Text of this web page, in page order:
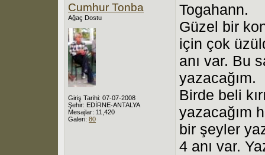
Cumhur Tonba
Ağaç Dostu
Giriş Tarihi: 07-07-2008
Şehir: EDİRNE-ANTALYA
Mesajlar: 11,420
Galeri: 80
Togahann.
Güzel bir
için çok
anı var. Bu
yazacağım.
Birde beli
yazacağım
bir şeyler
4 anı var.